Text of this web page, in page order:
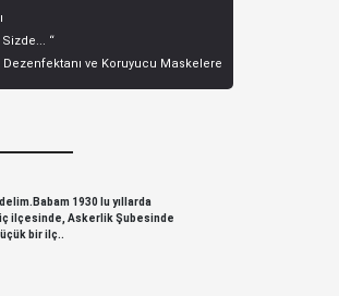
“
ve Koruyucu Maskelere
1930 lu yıllarda
ilçesinde, Askerlik Şubesinde
bir ilç..